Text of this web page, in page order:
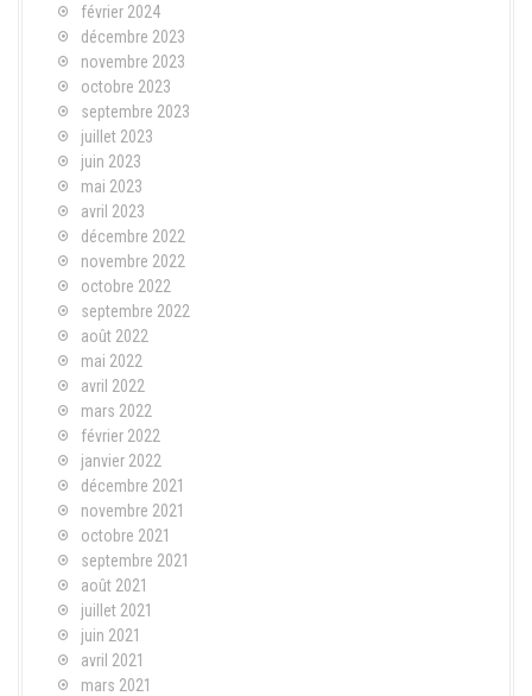
février 2024
décembre 2023
novembre 2023
octobre 2023
septembre 2023
juillet 2023
juin 2023
mai 2023
avril 2023
décembre 2022
novembre 2022
octobre 2022
septembre 2022
août 2022
mai 2022
avril 2022
mars 2022
février 2022
janvier 2022
décembre 2021
novembre 2021
octobre 2021
septembre 2021
août 2021
juillet 2021
juin 2021
avril 2021
mars 2021